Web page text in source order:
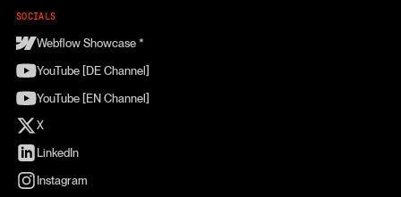
SOCIALS
Webflow Showcase *
YouTube [DE Channel]
YouTube [EN Channel]
X
LinkedIn
Instagram